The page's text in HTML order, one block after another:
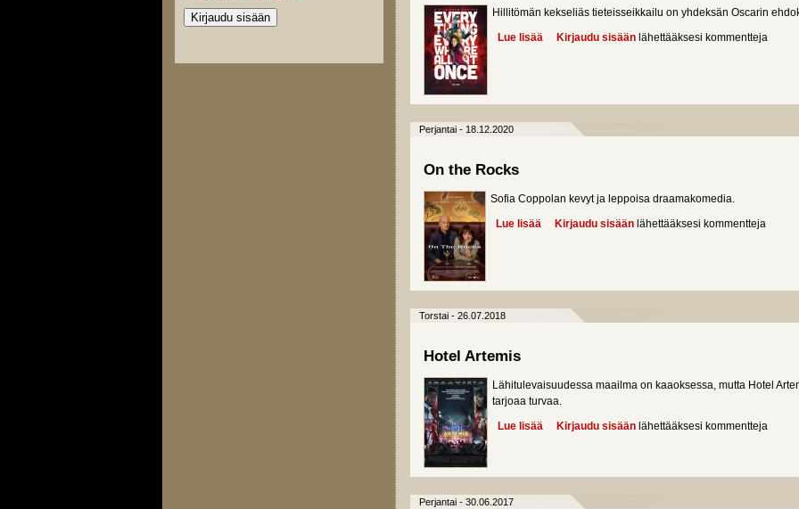
Hillitömän kekseliäs tieteisseikkailu on yhdeksän Oscarin
Lue lisää about Everything Everywhere All at Once
Kirjaudu sisään lähettääksesi kommentteja
Perjantai - 18.12.2020
On the Rocks
Sofia Coppolan kevyt ja leppoisa draamakomedia.
Lue lisää about On the Rocks
Kirjaudu sisään lähettääksesi kommentteja
Torstai - 26.07.2018
Hotel Artemis
Lähitulevaisuudessa maailma on kaaoksessa, mutta Hotel
tarjoaa turvaa.
Lue lisää about Hotel Artemis
Kirjaudu sisään lähettääksesi kommentteja
Perjantai - 30.06.2017